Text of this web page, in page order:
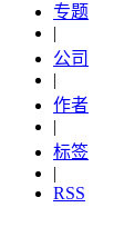
专题
|
公司
|
作者
|
标签
|
RSS